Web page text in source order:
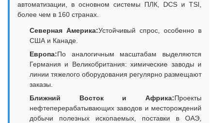
автоматизации, в основном системы ПЛК, DCS и TSI,
более чем в 160 странах.
Северная Америка:Устойчивый спрос, особенно в
США и Канаде.
Европа:По аналогичным масштабам выделяются
Германия и Великобритания: химические заводы и
линии тяжелого оборудования регулярно размещают
заказы.
Ближний Восток и Африка:Проекты
нефтеперерабатывающих заводов и месторождений
добычи полезных ископаемых, поставки в ОАЭ,